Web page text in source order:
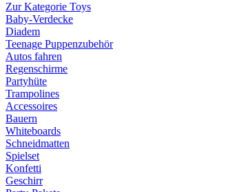
Zur Kategorie Toys
Baby-Verdecke
Diadem
Teenage Puppenzubehör
Autos fahren
Regenschirme
Partyhüte
Trampolines
Accessoires
Bauern
Whiteboards
Schneidmatten
Spielset
Konfetti
Geschirr